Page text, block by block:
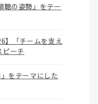
聴の姿勢」をテー
】「チームを支え
ピーチ
をテーマにした